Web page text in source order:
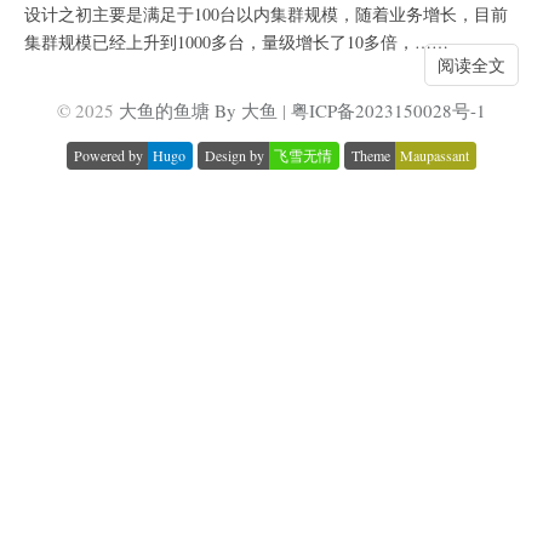
设计之初主要是满足于100台以内集群规模，随着业务增长，目前
集群规模已经上升到1000多台，量级增长了10多倍，……
阅读全文
© 2025 大鱼的鱼塘 By 大鱼 | 粤ICP备2023150028号-1
Powered by Hugo Design by 飞雪无情 Theme Maupassant